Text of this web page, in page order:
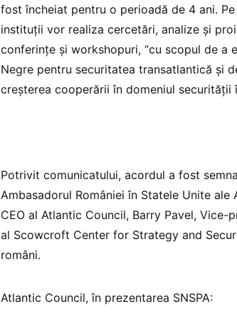
fost încheiat pentru o perioadă de 4 ani.
instituții vor realiza cercetări, analize și
conferințe și workshopuri, “cu scopul de a
Negre pentru securitatea transatlantică și
creșterea cooperării în domeniul securității
Potrivit comunicatului, acordul a fost
Ambasadorul României în Statele Unite ale
CEO al Atlantic Council, Barry Pavel,
al Scowcroft Center for Strategy and
români.
Atlantic Council, în prezentarea SNSPA: